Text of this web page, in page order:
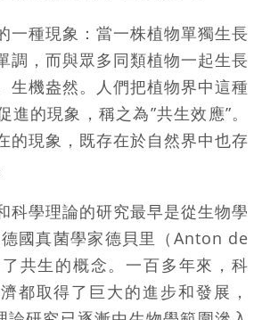
一種現象：當一株植物單獨生長
調，而與眾多同類植物一起生長
生機盎然。人們把植物界中這種
進的現象，稱之為”共生效應”。
的現象，既存在於自然界中也存
科學理論的研究最早是從生物學
國真菌學家德貝里（Anton de
共生的概念。一百多年來，科
都取得了巨大的進步和發展，